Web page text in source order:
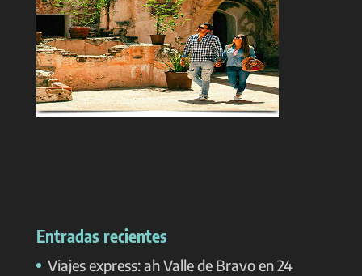
Entradas recientes
Viajes express: ah Valle de Bravo en 24